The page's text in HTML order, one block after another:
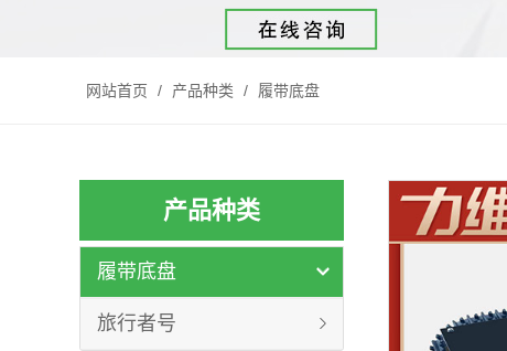
网站首页 / 产品种类 / 履带底盘
产品种类
履带底盘
旅行者号